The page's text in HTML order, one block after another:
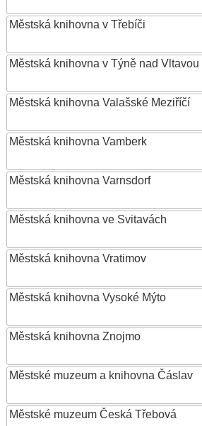
Městská knihovna v Třebíči
Městská knihovna v Týně nad Vltavou
Městská knihovna Valašské Meziříčí
Městská knihovna Vamberk
Městská knihovna Varnsdorf
Městská knihovna ve Svitavách
Městská knihovna Vratimov
Městská knihovna Vysoké Mýto
Městská knihovna Znojmo
Městské muzeum a knihovna Čáslav
Městské muzeum Česká Třebová